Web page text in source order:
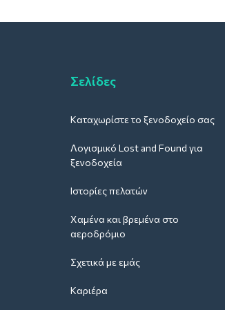
Σελίδες
Καταχωρίστε το ξενοδοχείο σας
Λογισμικό Lost and Found για
ξενοδοχεία
Ιστορίες πελατών
Χαμένα και βρεμένα στο
αεροδρόμιο
Σχετικά με εμάς
Καριέρα